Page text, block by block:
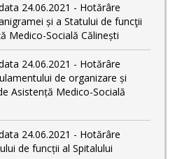
24.06.2021 - Hotărâre
și a Statului de funcţii
Medico-Socială Călinești
24.06.2021 - Hotărâre
de organizare și
Asistență Medico-Socială
24.06.2021 - Hotărâre
de funcții al Spitalului